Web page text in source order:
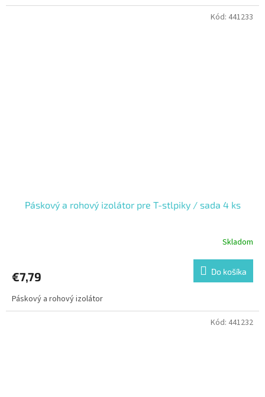
Páskový a rohový izolátor pre T-stlpiky / sada 4 ks
Skladom
€7,79 Do košíka
Páskový a rohový izolátor
Kód: 441233
Kód: 441232